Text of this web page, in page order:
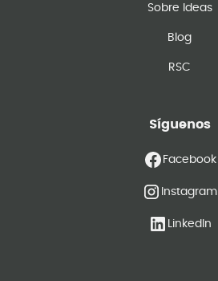
Sobre Ideas
Blog
RSC
Síguenos
Facebook
Instagram
LinkedIn